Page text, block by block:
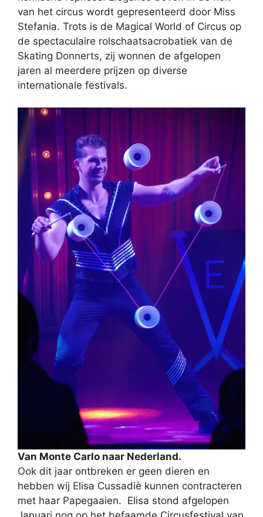
van het circus wordt gepresenteerd door Miss
Stefania. Trots is de Magical World of Circus op
de spectaculaire rolschaatsacrobatiek van de
Skating Donnerts, zij wonnen de afgelopen
jaren al meerdere prijzen op diverse
internationale festivals.
Van Monte Carlo naar Nederland.
Ook dit jaar ontbreken er geen dieren en
hebben wij Elisa Cussadiè kunnen contracteren
met haar Papegaaien. Elisa stond afgelopen